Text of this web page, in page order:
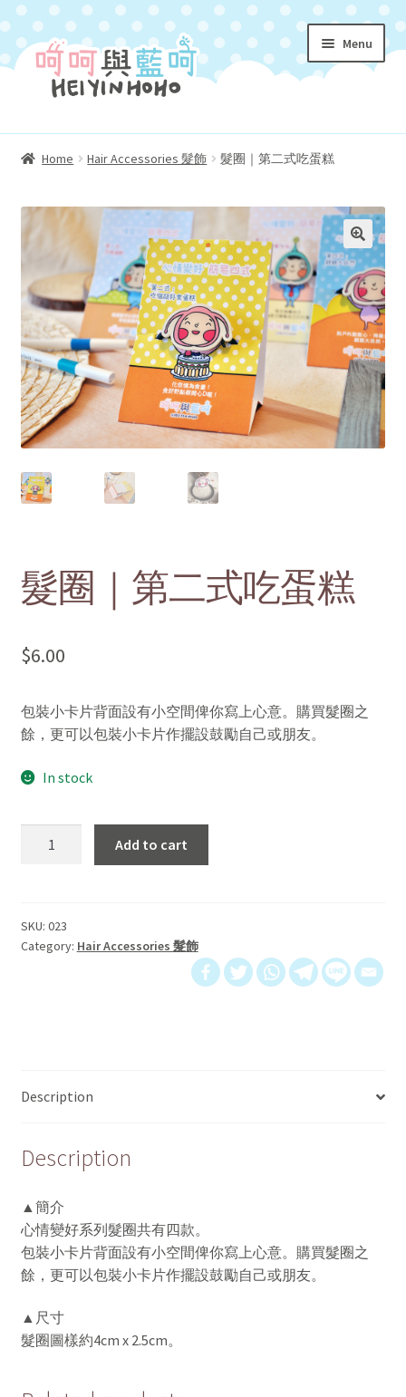
Skip
to
navigation
Skip
to
content
Menu
Homepage 首頁
menu
Characters 角色介紹
Shop 購物小店
Expand
child
menu
Coloring 填色遊戲冊
My Account 我的帳號
Expand
child
menu
Contact Us 聯絡我們
Home Hair Accessories 髮飾 髮圈｜第二式吃蛋糕
髮圈｜第二式吃蛋糕
$6.00
包裝小卡片背面設有小空間俾你寫上心意。購買髮圈之
餘，更可以包裝小卡片作擺設鼓勵自己或朋友。
In stock
二
式
Add to cart
SKU: 023
Category: Hair Accessories 髮飾
Description
Description
▲簡介
心情變好系列髮圈共有四款。
包裝小卡片背面設有小空間俾你寫上心意。購買髮圈之
餘，更可以包裝小卡片作擺設鼓勵自己或朋友。
▲尺寸
髮圈圖樣約4cm x 2.5cm。